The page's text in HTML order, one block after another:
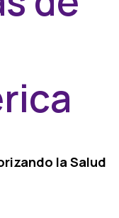
la Salud